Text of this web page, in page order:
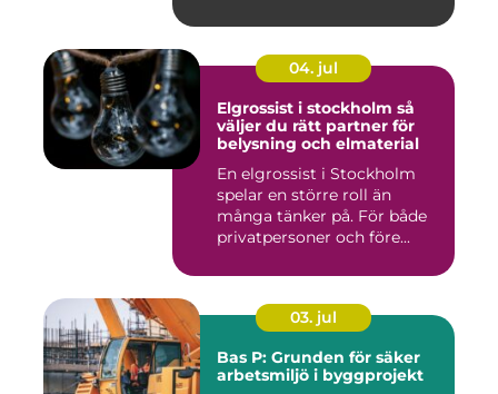
04. jul
Elgrossist i stockholm så
väljer du rätt partner för
belysning och elmaterial
En elgrossist i Stockholm
spelar en större roll än
många tänker på. För både
privatpersoner och före...
03. jul
Bas P: Grunden för säker
arbetsmiljö i byggprojekt